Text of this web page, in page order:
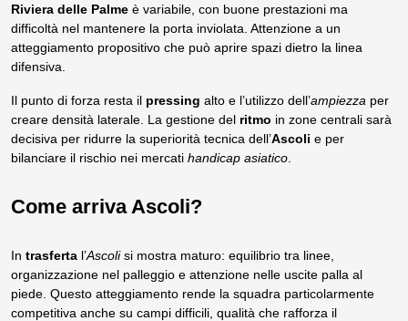
Riviera delle Palme è variabile, con buone prestazioni ma
difficoltà nel mantenere la porta inviolata. Attenzione a un
atteggiamento propositivo che può aprire spazi dietro la linea
difensiva.
Il punto di forza resta il pressing alto e l’utilizzo dell’ampiezza per
creare densità laterale. La gestione del ritmo in zone centrali sarà
decisiva per ridurre la superiorità tecnica dell’Ascoli e per
bilanciare il rischio nei mercati handicap asiatico
Come arriva Ascoli?
In trasferta l’Ascolisi mostra maturo: equilibrio tra linee,
organizzazione nel palleggio e attenzione nelle uscite palla al
piede. Questo atteggiamento rende la squadra particolarmente
competitiva anche su campi difficili, qualità che rafforza il